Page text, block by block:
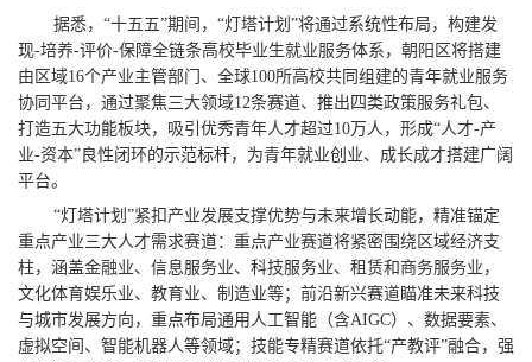
据悉，“十五五”期间，“灯塔计划”将通过系统性布局，构建发
现-培养-评价-保障全链条高校毕业生就业服务体系，朝阳区将搭建
由区域16个产业主管部门、全球100所高校共同组建的青年就业服务
协同平台，通过聚焦三大领域12条赛道、推出四类政策服务礼包、
打造五大功能板块，吸引优秀青年人才超过10万人，形成“人才-产
业-资本”良性闭环的示范标杆，为青年就业创业、成长成才搭建广阔
平台。
“灯塔计划”紧扣产业发展支撑优势与未来增长动能，精准锚定
重点产业三大人才需求赛道：重点产业赛道将紧密围绕区域经济支
柱，涵盖金融业、信息服务业、科技服务业、租赁和商务服务业，
文化体育娱乐业、教育业、制造业等；前沿新兴赛道瞄准未来科技
与城市发展方向，重点布局通用人工智能（含AIGC）、数据要素、
虚拟空间、智能机器人等领域；技能专精赛道依托“产教评”融合，强